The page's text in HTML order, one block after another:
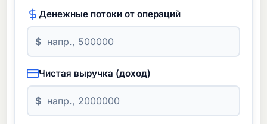
Денежные потоки от операций
$
Чистая выручка (доход)
$